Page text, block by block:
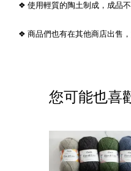
❖ 使用輕質的陶土制成，成品
❖ 商品們也有在其他商店出售，
您可能也喜